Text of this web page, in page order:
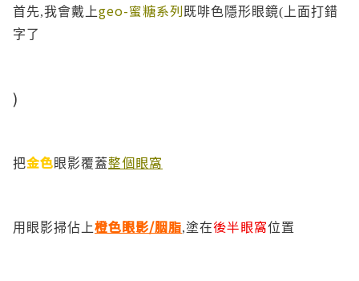
首先,我會戴上geo-蜜糖系列 既啡色隱形眼鏡(上面打錯
字了
)
把金色眼影覆蓋整個眼窩
用眼影掃佔上橙色眼影/胭脂,塗在後半眼窩位置